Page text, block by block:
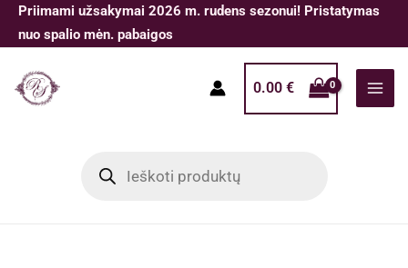
Pereiti
prie
Priimami užsakymai 2026 m. rudens sezonui! Pristatymas
nuo spalio mėn. pabaigos
0.00 €
search